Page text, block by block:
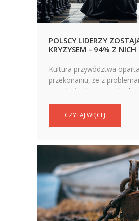
POLSCY LIDERZY
KRYZYSEM – 94% Z
UJAWNIA SKALĘ ZJAWISKA
Kultura przywództwa
przekonaniu, że z
poradzić sobie
polskich firmach w najlepsze.
CZYTAJ WIĘCEJ